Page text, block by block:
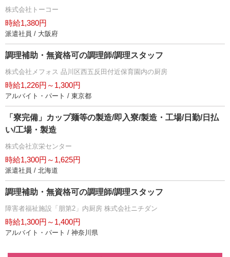
株式会社トーコー
時給1,380円
派遣社員 / 大阪府
調理補助・無資格可の調理師/調理スタッフ
株式会社メフォス 品川区西五反田付近保育園内の厨房
時給1,226円～1,300円
アルバイト・パート / 東京都
「寮完備」カップ麺等の製造/即入寮/製造・工場/日勤/日払
い/工場・製造
株式会社京栄センター
時給1,300円～1,625円
派遣社員 / 北海道
調理補助・無資格可の調理師/調理スタッフ
障害者福祉施設「朋第2」内厨房 株式会社ニチダン
時給1,300円～1,400円
アルバイト・パート / 神奈川県